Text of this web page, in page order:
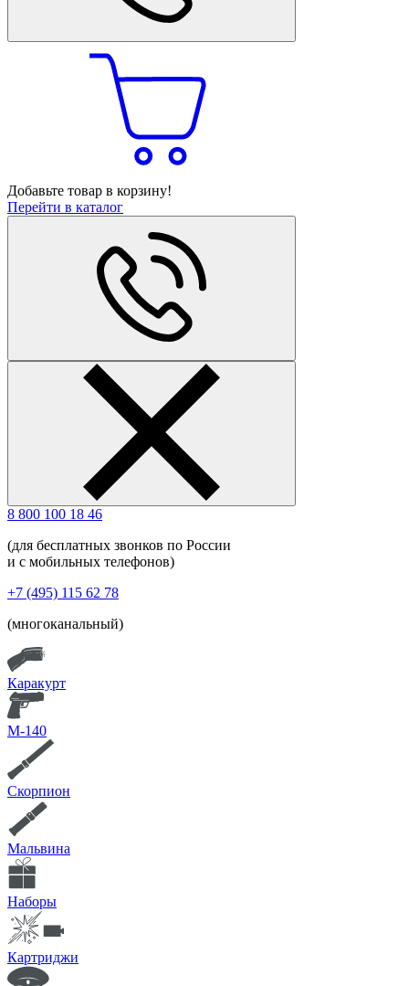
Добавьте товар в корзину!
Перейти в каталог
8 800 100 18 46
(для бесплатных звонков по России
и с мобильных телефонов)
+7 (495) 115 62 78
(многоканальный)
Каракурт
М-140
Скорпион
Мальвина
Наборы
Картриджи